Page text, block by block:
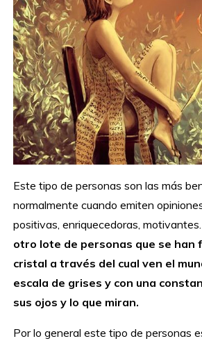
Este tipo de personas son las más
normalmente cuando emiten
positivas, enriquecedoras, motivantes.
otro lote de personas que se han
cristal a través del cual ven el
escala de grises y con una
sus ojos y lo que miran.
Por lo general este tipo de personas